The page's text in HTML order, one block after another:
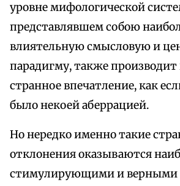
уровне мифологической
представлявшем собою
влиятельную смысловую и
парадигму, также производит
странное впечатление, как
было некоей аберрацией.
Но нередко именно такие
отклонения оказываются
стимулирующими и верными